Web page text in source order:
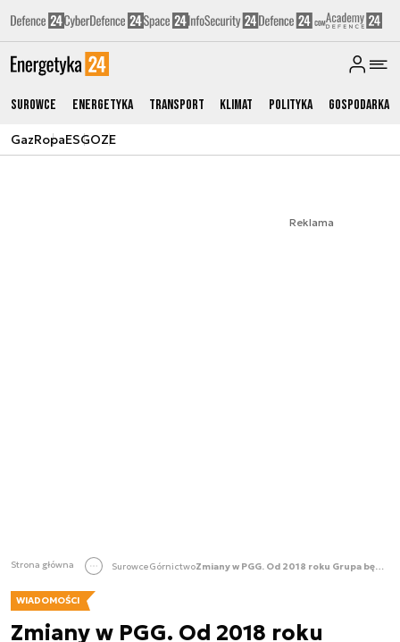
Surowce Energetyka Transport Klimat Polityka Gospodarka
GazRopaESGOZE
Reklama
Strona główna SurowceGórnictwo Zmiany w PGG. Od 2018 roku Grupa będzie spółką akcyjną
WIADOMOŚCI
Zmiany w PGG. Od 2018 roku